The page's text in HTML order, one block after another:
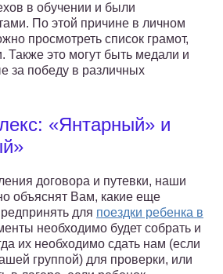
в обучении и были
По этой причине в личном
просмотреть список грамот,
Также это могут быть медали и
за победу в различных
«Янтарный» и
договора и путевки, наши
объяснят Вам, какие еще
для поездки ребенка в
необходимо будет собрать и
их необходимо сдать нам (если
группой) для проверки, или